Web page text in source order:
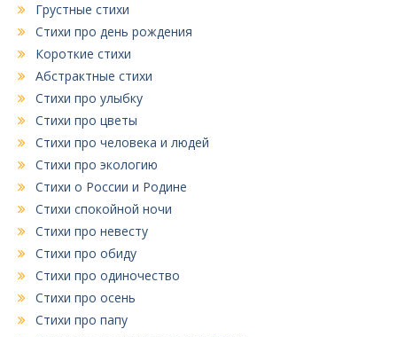
Грустные стихи
Стихи про день рождения
Короткие стихи
Абстрактные стихи
Стихи про улыбку
Стихи про цветы
Стихи про человека и людей
Стихи про экологию
Стихи о России и Родине
Стихи спокойной ночи
Стихи про невесту
Стихи про обиду
Стихи про одиночество
Стихи про осень
Стихи про папу